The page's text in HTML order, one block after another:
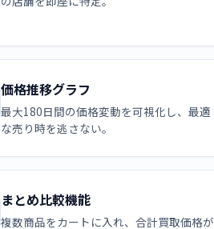
価格推移グラフ
最大180日間の価格変動を可視化し、最適
な売り時を逃さない。
まとめ比較機能
複数商品をカートに入れ、合計買取価格が